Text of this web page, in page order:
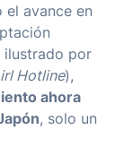
el avance en
ilustrado por
Hotline),
ahora
, solo un